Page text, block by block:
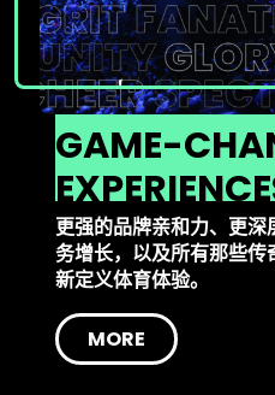
GAME-
更强的品牌亲和力、更
务增长，以及所有那些
新定义体育体验。
MORE